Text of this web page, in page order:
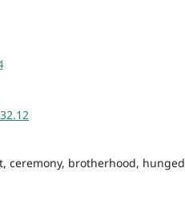
ceremony, brotherhood, hunged